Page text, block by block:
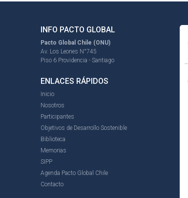
INFO PACTO GLOBAL
Pacto Global Chile (ONU)
Av. Los Leones N°745
Piso 6 Providencia - Santiago
ENLACES RÁPIDOS
Inicio
Nosotros
Participantes
Objetivos de Desarrollo Sostenible
Biblioteca
Memorias
SIPP
Agenda Pacto Global Chile
Contacto